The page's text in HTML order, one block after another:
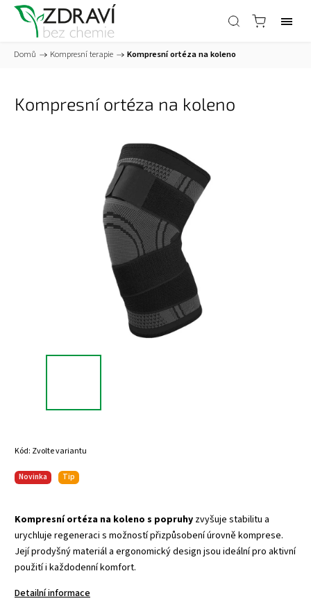
Domů / Kompresní terapie / Kompresní ortéza na koleno
Kompresní ortéza na koleno
Kód: Zvolte variantu
Novinka Tip
Kompresní ortéza na koleno s popruhy zvyšuje stabilitu a
urychluje regeneraci s možností přizpůsobení úrovně komprese.
Její prodyšný materiál a ergonomický design jsou ideální pro aktivní
použití i každodenní komfort.
Detailní informace